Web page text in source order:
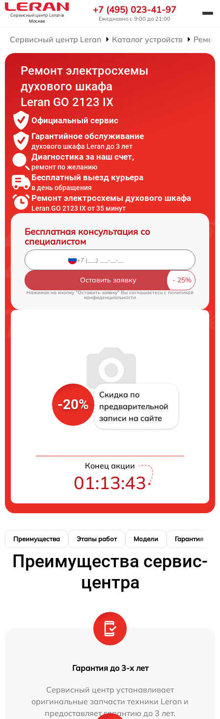
Сервисный центр Leranв
Москве
+7 (495) 023-41-97
Ежедневно с 9:00 до 21:00
Сервисный центр Leran Каталог устройств
Ремонт электросхемы
духового шкафа
Leran GO 2123 IX
Официальный сервис
Гарантийное обслуживание
духового шкафа Leran до 3 лет
Диагностика за наш счет,
ремонт по желанию
Бесплатный выезд курьера
в день обращения
Ремонт электросхемы духового шкафа
Leran GO 2123 IX от 35 минут
Бесплатная консультация со
специалистом
Оставить заявку
Нажимая на кнопку "Оставить заявку" Вы соглашаетесь c политикой
конфиденциальности
-20%
Скидка по
предварительной
записи на сайте
Конец акции
01:13:42
Преимущества Этапы работ Модели Гарантия
Преимущества сервис-
центра
Гарантия до 3-х лет
Сервисный центр устанавливает
оригинальные запчасти техники Leran и
предоставляет гарантию до 3 лет.